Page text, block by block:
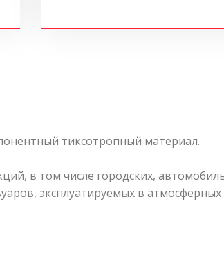
тиксотропный материал.
в том числе городских,
эксплуатируемых в атмосферных